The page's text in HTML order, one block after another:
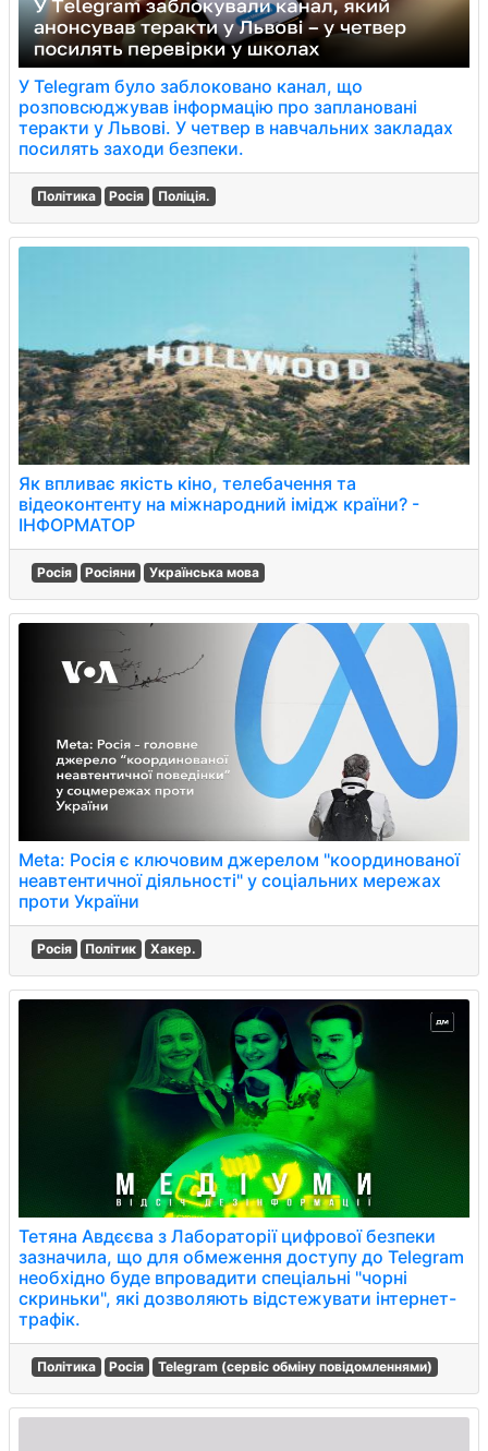
У Telegram було заблоковано канал, що
розповсюджував інформацію про заплановані
теракти у Львові. У четвер в навчальних закладах
посилять заходи безпеки.
Політика Росія Поліція.
Як впливає якість кіно, телебачення та
відеоконтенту на міжнародний імідж країни? -
ІНФОРМАТОР
Росія Росіяни Українська мова
Meta: Росія є ключовим джерелом "координованої
неавтентичної діяльності" у соціальних мережах
проти України
Росія Політик Хакер.
Тетяна Авдєєва з Лабораторії цифрової безпеки
зазначила, що для обмеження доступу до Telegram
необхідно буде впровадити спеціальні "чорні
скриньки", які дозволяють відстежувати інтернет-
трафік.
Політика Росія Telegram (сервіс обміну повідомленнями)